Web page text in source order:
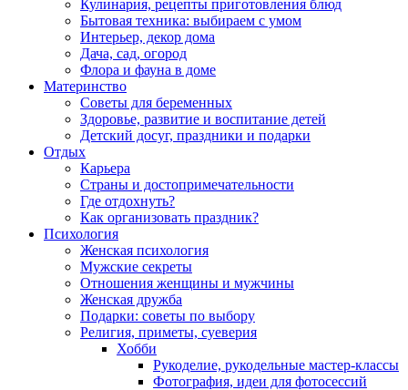
Кулинария, рецепты приготовления блюд
Бытовая техника: выбираем с умом
Интерьер, декор дома
Дача, сад, огород
Флора и фауна в доме
Материнство
Советы для беременных
Здоровье, развитие и воспитание детей
Детский досуг, праздники и подарки
Отдых
Карьера
Страны и достопримечательности
Где отдохнуть?
Как организовать праздник?
Психология
Женская психология
Мужские секреты
Отношения женщины и мужчины
Женская дружба
Подарки: советы по выбору
Религия, приметы, суеверия
Хобби
Рукоделие, рукодельные мастер-классы
Фотография, идеи для фотосессий